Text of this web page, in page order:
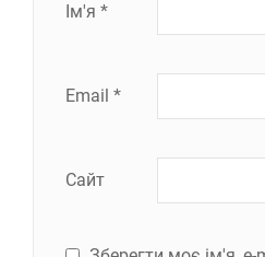
Ім'я *
Email *
Сайт